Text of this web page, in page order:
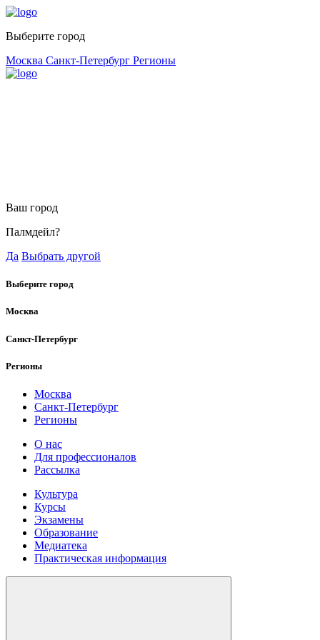
Выберите город
Москва Санкт-Петербург Регионы
Ваш город
Палмдейл?
Да Выбрать другой
Выберите город
Москва
Санкт-Петербург
Регионы
Москва
Санкт-Петербург
Регионы
О нас
Для профессионалов
Рассылка
Культура
Курсы
Экзамены
Образование
Медиатека
Практическая информация